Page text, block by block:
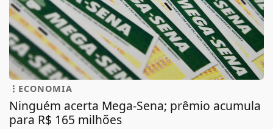
ECONOMIA
Ninguém acerta Mega-Sena; prêmio acumula
para R$ 165 milhões